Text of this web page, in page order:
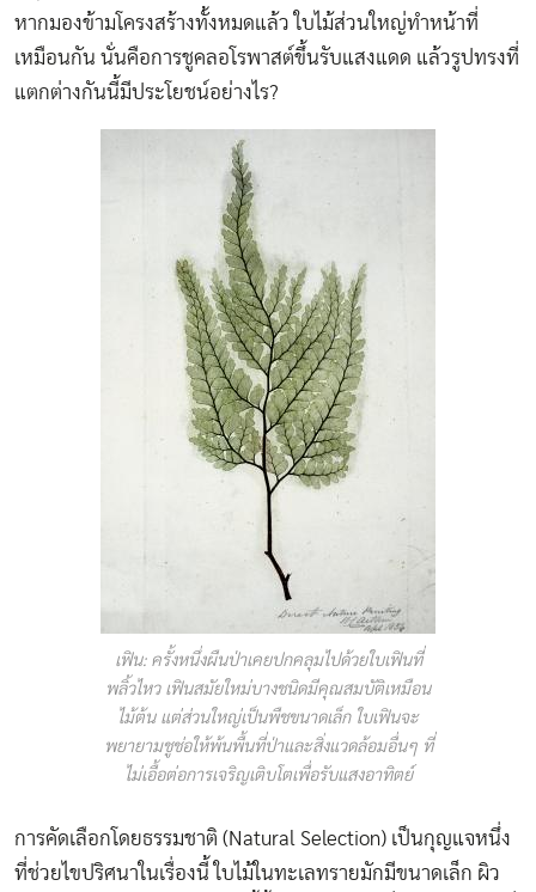
หากมองข้ามโครงสร้างทั้งหมดแล้ว ใบไม้ส่วนใหญ่ทำหน้าที่
เหมือนกัน นั่นคือการชูคลอโรพาสต์ขึ้นรับแสงแดด แล้วรูปทรงที่
แตกต่างกันนี้มีประโยชน์อย่างไร?
เฟิน: ครั้งหนึ่งผืนป่าเคยปกคลุมไปด้วยใบเฟินที่
พลิ้วไหว เฟินสมัยใหม่บางชนิดมีคุณสมบัติเหมือน
ไม้ต้น แต่ส่วนใหญ่เป็นพืชขนาดเล็ก ใบเฟินจะ
พยายามชูช่อให้พ้นพื้นที่ป่าและสิ่งแวดล้อมอื่นๆ ที่
ไม่เอื้อต่อการเจริญเติบโตเพื่อรับแสงอาทิตย์
การคัดเลือกโดยธรรมชาติ (Natural Selection) เป็นกุญแจหนึ่ง
ที่ช่วยไขปริศนาในเรื่องนี้ ใบไม้ในทะเลทรายมักมีขนาดเล็ก ผิว